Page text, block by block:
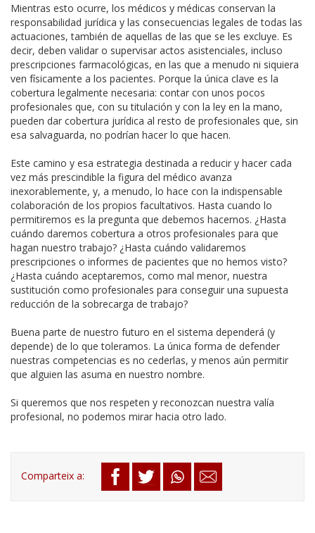
Mientras esto ocurre, los médicos y médicas conservan la
responsabilidad jurídica y las consecuencias legales de todas las
actuaciones, también de aquellas de las que se les excluye. Es
decir, deben validar o supervisar actos asistenciales, incluso
prescripciones farmacológicas, en las que a menudo ni siquiera
ven físicamente a los pacientes. Porque la única clave es la
cobertura legalmente necesaria: contar con unos pocos
profesionales que, con su titulación y con la ley en la mano,
pueden dar cobertura jurídica al resto de profesionales que, sin
esa salvaguarda, no podrían hacer lo que hacen.
Este camino y esa estrategia destinada a reducir y hacer cada
vez más prescindible la figura del médico avanza
inexorablemente, y, a menudo, lo hace con la indispensable
colaboración de los propios facultativos. Hasta cuando lo
permitiremos es la pregunta que debemos hacernos. ¿Hasta
cuándo daremos cobertura a otros profesionales para que
hagan nuestro trabajo? ¿Hasta cuándo validaremos
prescripciones o informes de pacientes que no hemos visto?
¿Hasta cuándo aceptaremos, como mal menor, nuestra
sustitución como profesionales para conseguir una supuesta
reducción de la sobrecarga de trabajo?
Buena parte de nuestro futuro en el sistema dependerá (y
depende) de lo que toleramos. La única forma de defender
nuestras competencias es no cederlas, y menos aún permitir
que alguien las asuma en nuestro nombre.
Si queremos que nos respeten y reconozcan nuestra valía
profesional, no podemos mirar hacia otro lado.